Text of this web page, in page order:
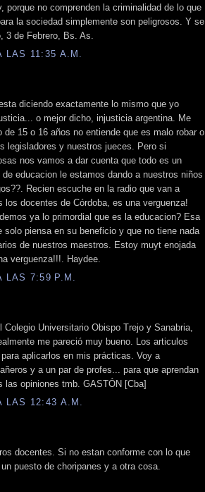
porque no comprenden la criminalidad de lo que
la sociedad simplemente son peligrosos. Y se
3 de Febrero, Bs. As.
11:35 A.M.
diciendo exactamente lo mismo que yo
o mejor dicho, injusticia argentina. Me
15 o 16 años no entiende que es malo robar o
legisladores y nuestros jueces. Pero si
nos vamos a dar cuenta que todo es un
educacion le estamos dando a nuestros niños
Recien escuche en la radio que van a
docentes de Córdoba, es una verguenza!
ya lo primordial que es la educacion? Esa
solo piensa en su beneficio y que no tiene nada
de nuestros maestros. Estoy muyt enojada
verguenza!!!. Haydee.
7:59 P.M.
Universitario Obispo Trejo y Sanabria,
me pareció muy bueno. Los articulos
aplicarlos en mis prácticas. Voy a
y a un par de profes... para que aprendan
opiniones tmb. GASTÓN [Cba]
LAS 12:43 A.M.
docentes. Si no estan conforme con lo que
puesto de choripanes y a otra cosa.